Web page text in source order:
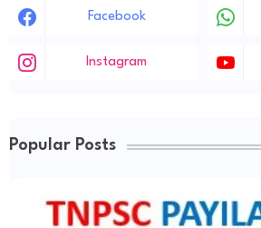
Facebook
Instagram
Popular Posts